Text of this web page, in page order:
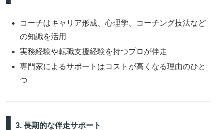
コーチはキャリア形成、心理学、コーチング技法など
の知識を活用
実務経験や転職支援経験を持つプロが伴走
専門家によるサポートはコストが高くなる理由のひと
つ
3. 長期的な伴走サポート